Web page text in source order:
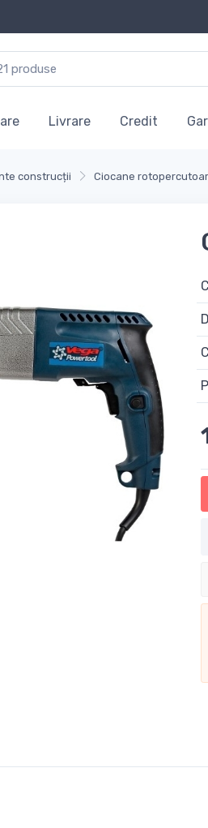
Livrare Credit
construcții Ciocane